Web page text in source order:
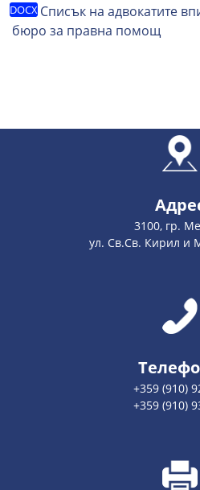
Списък на адвокатите
бюро за правна помощ
3100, гр.
ул. Св.Св. Кирил и
+359 (910)
+359 (910)